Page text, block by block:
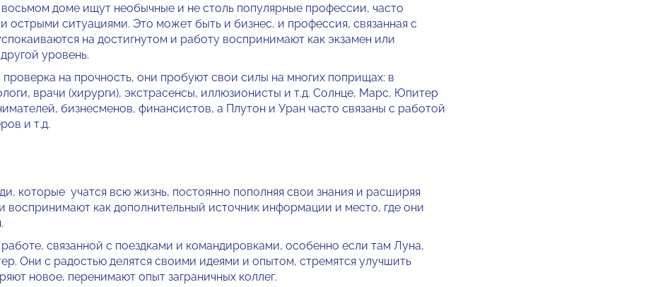
до­ме ищут необычные и не столь попу­лярные профессии, часто
острыми ситуациями. Это может быть и бизнес, и про­фессия, связанная с
на достигну­том и работу воспринимают как экзамен или
уровень.
проверка на прочность, они пробуют свои силы на многих по­прищах: в
врачи (хирурги), экстрасенсы, иллю­зионисты и т.д. Солнце, Марс, Юпи­тер
бизнесменов, финансистов, а Плу­тон и Уран часто связаны с работой
и т.д.
которые учатся всю жизнь, постоянно попол­няя свои знания и расширяя
воспринимают как дополнительный источник информа­ции и место, где они
связанной с поездками и командировками, особенно если там Луна,
Они с радо­стью делятся своими идеями и опы­том, стремятся улучшить
новое, перенимают опыт заграничных коллег.